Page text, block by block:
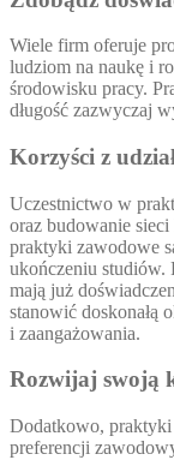
Wiele firm oferuje
ludziom na naukę i
środowisku pracy.
długość zazwyczaj
Korzyści z
Uczestnictwo w
oraz budowanie
praktyki zawodowe
ukończeniu studiów.
mają już
stanowić doskonałą
i zaangażowania.
Rozwijaj swoją
Dodatkowo, praktyki
preferencji